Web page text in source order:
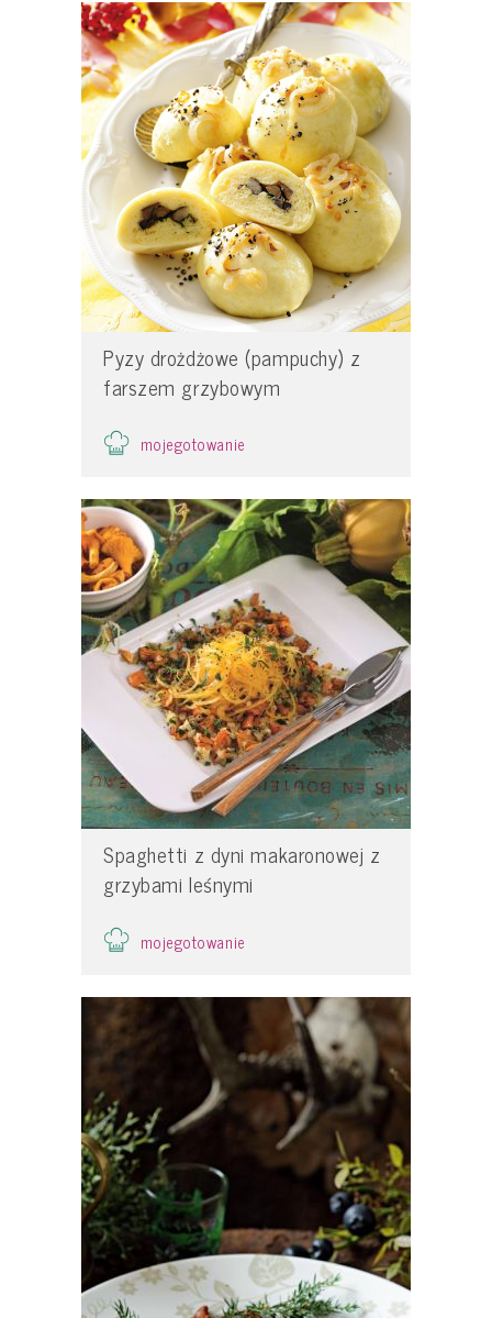
Pyzy drożdżowe (pampuchy) z
farszem grzybowym
mojegotowanie
Spaghetti z dyni makaronowej z
grzybami leśnymi
mojegotowanie